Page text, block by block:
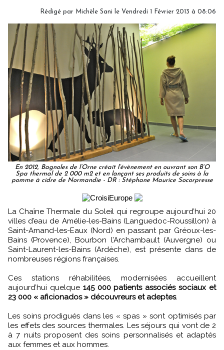
Rédigé par Michèle Sani le Vendredi 1 Février 2013 à 08:06
En 2012, Bagnoles de l’Orne créait l’évènement en ouvrant son B‘O
Spa thermal de 2 000 m2 et en lançant ses produits de soins à la
pomme à cidre de Normandie - DR : Stéphane Maurice Socorpresse
La Chaîne Thermale du Soleil qui regroupe aujourd’hui 20
villes d’eau de Amélie-les-Bains (Languedoc-Roussillon) à
Saint-Amand-les-Eaux (Nord) en passant par Gréoux-les-
Bains (Provence), Bourbon l’Archambault (Auvergne) ou
Saint-Laurent-les-Bains (Ardèche), est présente dans de
nombreuses régions françaises.
Ces stations réhabilitées, modernisées accueillent
aujourd’hui quelque 145 000 patients associés sociaux et
23 000 « aficionados » découvreurs et adeptes.
Les soins prodigués dans les « spas » sont optimisés par
les effets des sources thermales. Les séjours qui vont de 2
à 7 nuits proposent des soins personnalisés et adaptés
aux femmes et aux hommes.